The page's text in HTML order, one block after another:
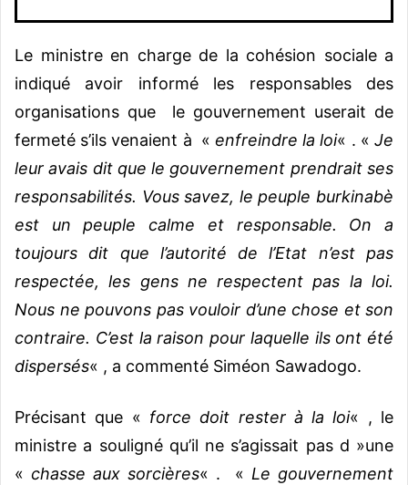
Le ministre en charge de la cohésion sociale a
indiqué avoir informé les responsables des
organisations que le gouvernement userait de
fermeté s’ils venaient à «enfreindre la loi« . «Je
leur avais dit que le gouvernement prendrait ses
responsabilités. Vous savez, le peuple burkinabè
est un peuple calme et responsable. On a
toujours dit que l’autorité de l’Etat n’est pas
respectée, les gens ne respectent pas la loi.
Nous ne pouvons pas vouloir d’une chose et son
contraire. C’est la raison pour laquelle ils ont été
dispersés« , a commenté Siméon Sawadogo.
Précisant que « force doit rester à la loi« , le
ministre a souligné qu’il ne s’agissait pas d »une
« chasse aux sorcières« . « Le gouvernement